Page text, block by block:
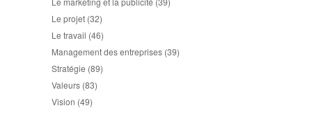
Le projet (32)
Le travail (46)
Management des entreprises (39)
Stratégie (89)
Valeurs (83)
Vision (49)